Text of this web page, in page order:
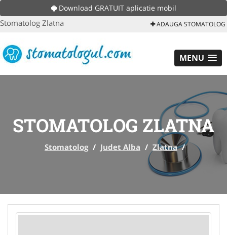
Download GRATUIT aplicatie mobil
Stomatolog Zlatna ADAUGA STOMATOLOG
MENU
STOMATOLOG ZLATNA
Stomatolog / Judet Alba / Zlatna /